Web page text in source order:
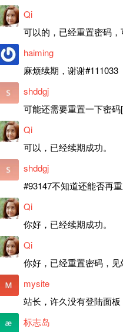
Qi
haiming
麻烦续期，谢谢#111033
shddgj
可能还需要重置一下密码
Qi
可以，已经续期成功。
shddgj
#93147不知道还能否再
Qi
你好，已经续期成功。
Qi
你好，已经重置密码，见
mysite
标志岛